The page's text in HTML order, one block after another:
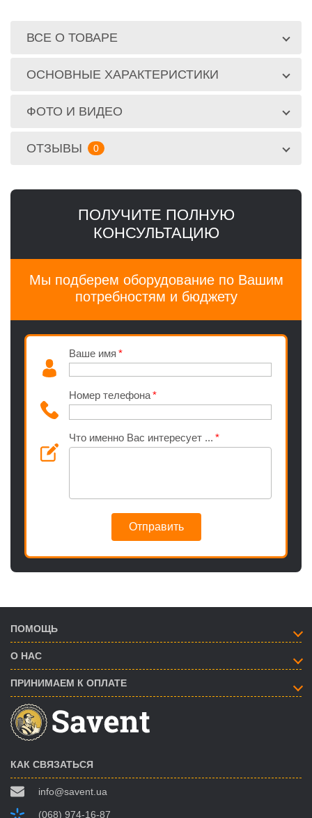
ВСЕ О ТОВАРЕ
ОСНОВНЫЕ ХАРАКТЕРИСТИКИ
ФОТО И ВИДЕО
ОТЗЫВЫ 0
ПОЛУЧИТЕ ПОЛНУЮ
КОНСУЛЬТАЦИЮ
Мы подберем оборудование по Вашим
потребностям и бюджету
Ваше имя
Номер телефона
Что именно Вас интересует ...
Отправить
ПОМОЩЬ
О НАС
ПРИНИМАЕМ К ОПЛАТЕ
КАК СВЯЗАТЬСЯ
info@savent.ua
(068) 974-16-87